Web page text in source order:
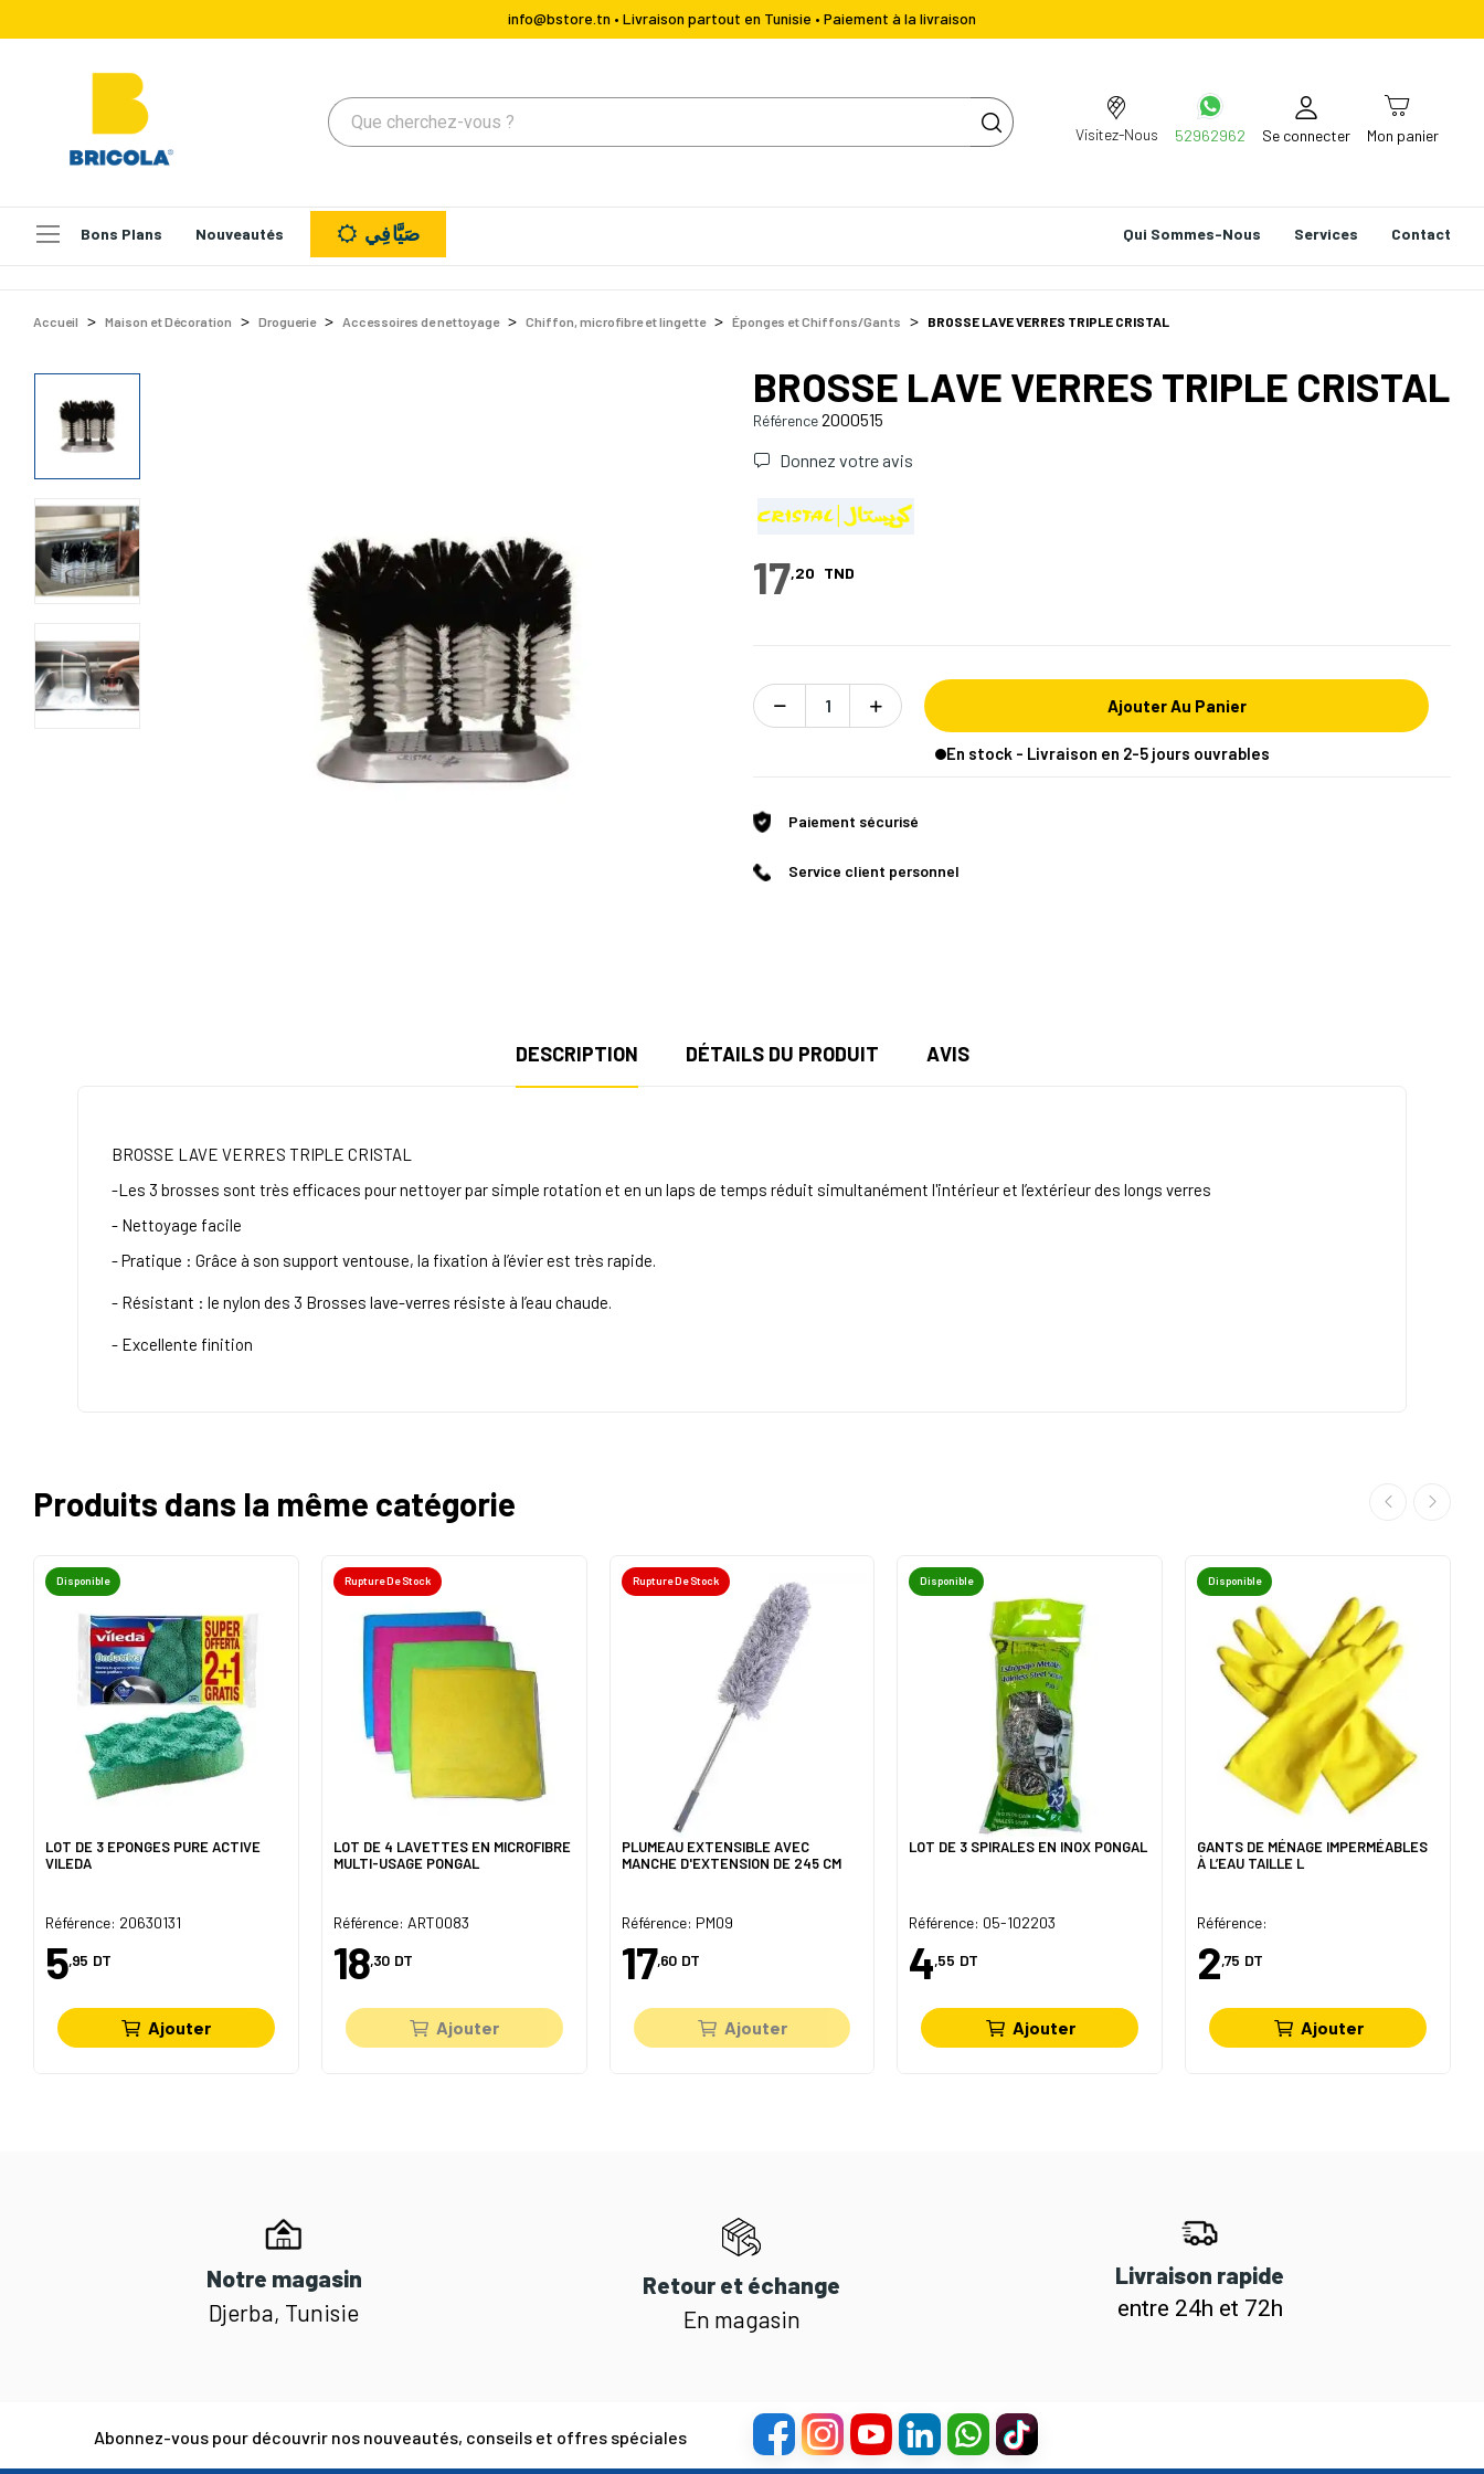
info@bstore.tn • Livraison partout en Tunisie • Paiement à la livraison
Visitez-Nous 52962962 Se connecter Mon panier
Bons Plans Nouveautés Qui Sommes-Nous Services Contact صَيَّافِي
Accueil Maison et Décoration Droguerie Accessoires de nettoyage Chiffon, microfibre et lingette Éponges et Chiffons/Gants BROSSE LAVE VERRES TRIPLE CRISTAL
BROSSE LAVE VERRES TRIPLE CRISTAL
Référence2000515
Donnez votre avis
17,20 TND
Ajouter Au Panier
En stock - Livraison en 2-5 jours ouvrables
Paiement sécurisé
Service client personnel
DESCRIPTION DÉTAILS DU PRODUIT AVIS
BROSSE LAVE VERRES TRIPLE CRISTAL
-Les 3 brosses sont très efficaces pour nettoyer par simple rotation et en un laps de temps réduit simultanément l'intérieur et l’extérieur des longs verres
- Nettoyage facile
- Pratique : Grâce à son support ventouse, la fixation à l’évier est très rapide.
- Résistant : le nylon des 3 Brosses lave-verres résiste à l’eau chaude.
- Excellente finition
Produits dans la même catégorie
Disponible
LOT DE 3 EPONGES PURE ACTIVE
VILEDA
Référence: 20630131
5,95 DT
Ajouter
Rupture De Stock
LOT DE 4 LAVETTES EN MICROFIBRE
MULTI-USAGE PONGAL
Référence: ART0083
18,30 DT
Ajouter
Rupture De Stock
PLUMEAU EXTENSIBLE AVEC
MANCHE D'EXTENSION DE 245 CM
Référence: PM09
17,60 DT
Ajouter
Disponible
LOT DE 3 SPIRALES EN INOX PONGAL
Référence: 05-102203
4,55 DT
Ajouter
Disponible
GANTS DE MÉNAGE IMPERMÉABLES
À L’EAU TAILLE L
Référence:
2,75 DT
Ajouter
Notre magasin
Djerba, Tunisie
Retour et échange
En magasin
Livraison rapide
entre 24h et 72h
Abonnez-vous pour découvrir nos nouveautés, conseils et offres spéciales